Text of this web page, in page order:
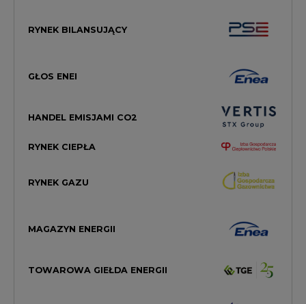
RYNEK BILANSUJĄCY
GŁOS ENEI
HANDEL EMISJAMI CO2
RYNEK CIEPŁA
RYNEK GAZU
MAGAZYN ENERGII
TOWAROWA GIEŁDA ENERGII